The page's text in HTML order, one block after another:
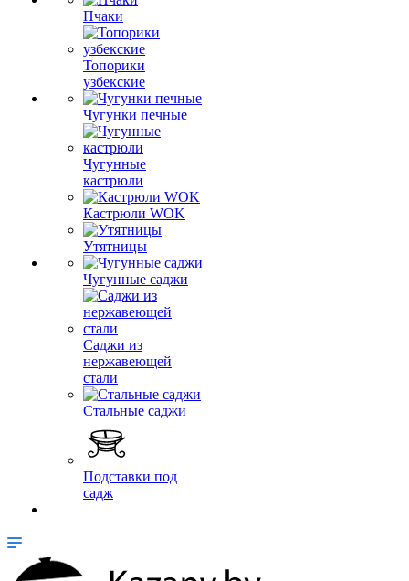
Пчаки
Топорики
узбекские
Чугунки печные
Чугунные
кастрюли
Кастрюли WOK
Утятницы
Чугунные саджи
Саджи из
нержавеющей
стали
Стальные саджи
Подставки под
садж